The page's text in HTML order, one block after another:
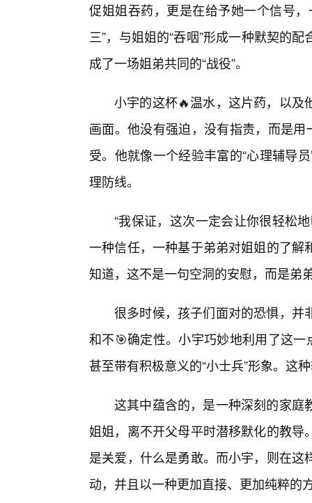
促姐姐吞药，更是在给予她一个信号
三”，与姐姐的“吞咽”形成一种默契的
成了一场姐弟共同的“战役”。
小宇的这杯🔥温水，这片药，以及
画面。他没有强迫，没有指责，而是
受。他就像一个经验丰富的“心理辅导
理防线。
“我保证，这次一定会让你很轻松
一种信任，一种基于弟弟对姐姐的了
知道，这不是一句空洞的安慰，而是弟
很多时候，孩子们面对的恐惧，并
和不🎯确定性。小宇巧妙地利用了这
甚至带有积极意义的“小士兵”形象。这
这其中蕴含的，是一种深刻的家庭
姐姐，离不开父母平时潜移默化的教
是关爱，什么是勇敢。而小宇，则在
动，并且以一种更加直接、更加纯粹的